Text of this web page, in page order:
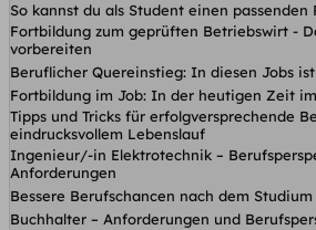
So kannst du als Student einen
Fortbildung zum geprüften Betriebswirt -
vorbereiten
Beruflicher Quereinstieg: In diesen Jobs
Fortbildung im Job: In der heutigen Zeit
Tipps und Tricks für erfolgversprechende
eindrucksvollem Lebenslauf
Ingenieur/-in Elektrotechnik –
Anforderungen
Bessere Berufschancen nach dem
Buchhalter – Anforderungen und